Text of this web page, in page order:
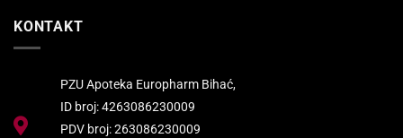
KONTAKT
PZU Apoteka Europharm Bihać,
ID broj: 4263086230009
PDV broj: 263086230009